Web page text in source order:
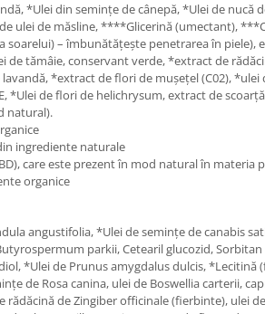
*Ulei din semințe de cânepă, *Ulei de nucă
ulei de măsline, ****Glicerină (umectant),
soarelui) – îmbunătățește penetrarea în piele),
de tămâie, conservant verde, *extract de
*extract de flori de mușețel (C02), *ulei
*Ulei de flori de helichrysum, extract de
natural).
ingrediente naturale
care este prezent în mod natural în materia
organice
angustifolia, *Ulei de semințe de canabis
parkii, Cetearil glucozid,
*Ulei de Prunus amygdalus dulcis, *Lecitină
de Rosa canina, ulei de Boswellia carterii,
rădăcină de Zingiber officinale (fierbinte), ulei